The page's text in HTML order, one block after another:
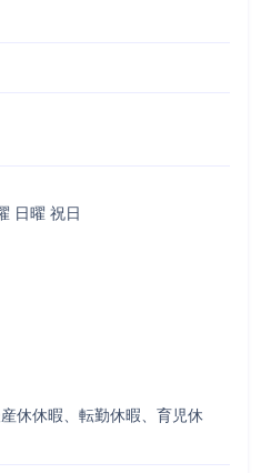
日曜 祝日
休休暇、転勤休暇、育児休